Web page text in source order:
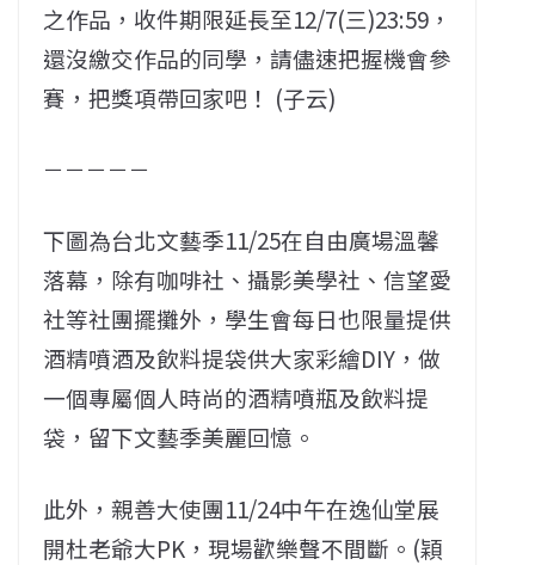
之作品，收件期限延長至12/7(三)23:59，
還沒繳交作品的同學，請儘速把握機會參
賽，把獎項帶回家吧！ (子云)
－－－－－
下圖為台北文藝季11/25在自由廣場溫馨
落幕，除有咖啡社、攝影美學社、信望愛
社等社團擺攤外，學生會每日也限量提供
酒精噴酒及飲料提袋供大家彩繪DIY，做
一個專屬個人時尚的酒精噴瓶及飲料提
袋，留下文藝季美麗回憶。
此外，親善大使團11/24中午在逸仙堂展
開杜老爺大PK，現場歡樂聲不間斷。(穎